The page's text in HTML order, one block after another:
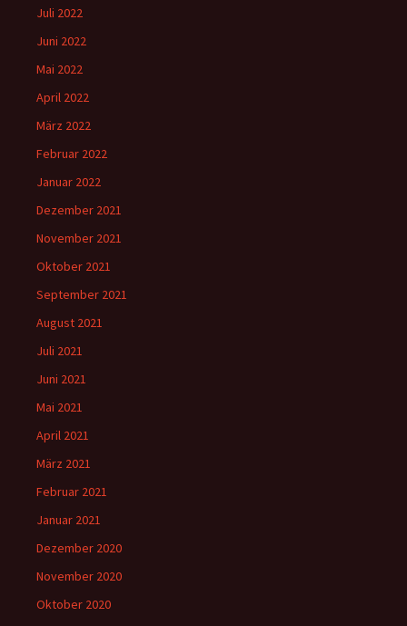
Juli 2022
Juni 2022
Mai 2022
April 2022
März 2022
Februar 2022
Januar 2022
Dezember 2021
November 2021
Oktober 2021
September 2021
August 2021
Juli 2021
Juni 2021
Mai 2021
April 2021
März 2021
Februar 2021
Januar 2021
Dezember 2020
November 2020
Oktober 2020